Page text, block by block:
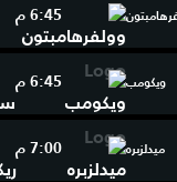
6:45 م
ويكومب 6:45 م
ميدلزبره 7:00 م